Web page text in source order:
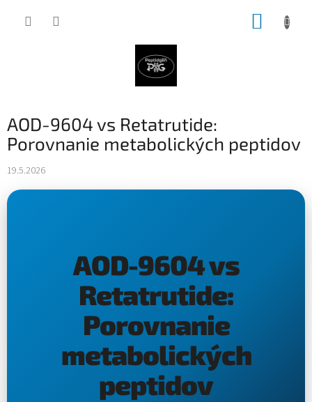
AOD-9604 vs Retatrutide:
Porovnanie metabolických peptidov
19.5.2026
AOD-9604 vs
Retatrutide:
Porovnanie
metabolických
peptidov